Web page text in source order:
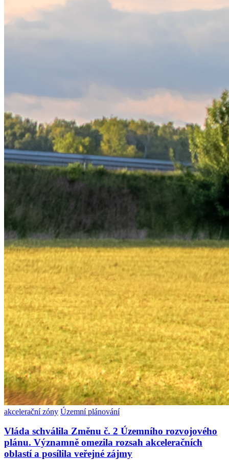
akcelerační zóny Územní plánování
Vláda schválila Změnu č. 2 Územního rozvojového
plánu. Významně omezila rozsah akceleračních
oblastí a posílila veřejné zájmy